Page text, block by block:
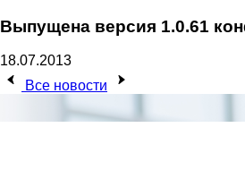
Выпущена версия 1.0.61
18.07.2013
Все новости